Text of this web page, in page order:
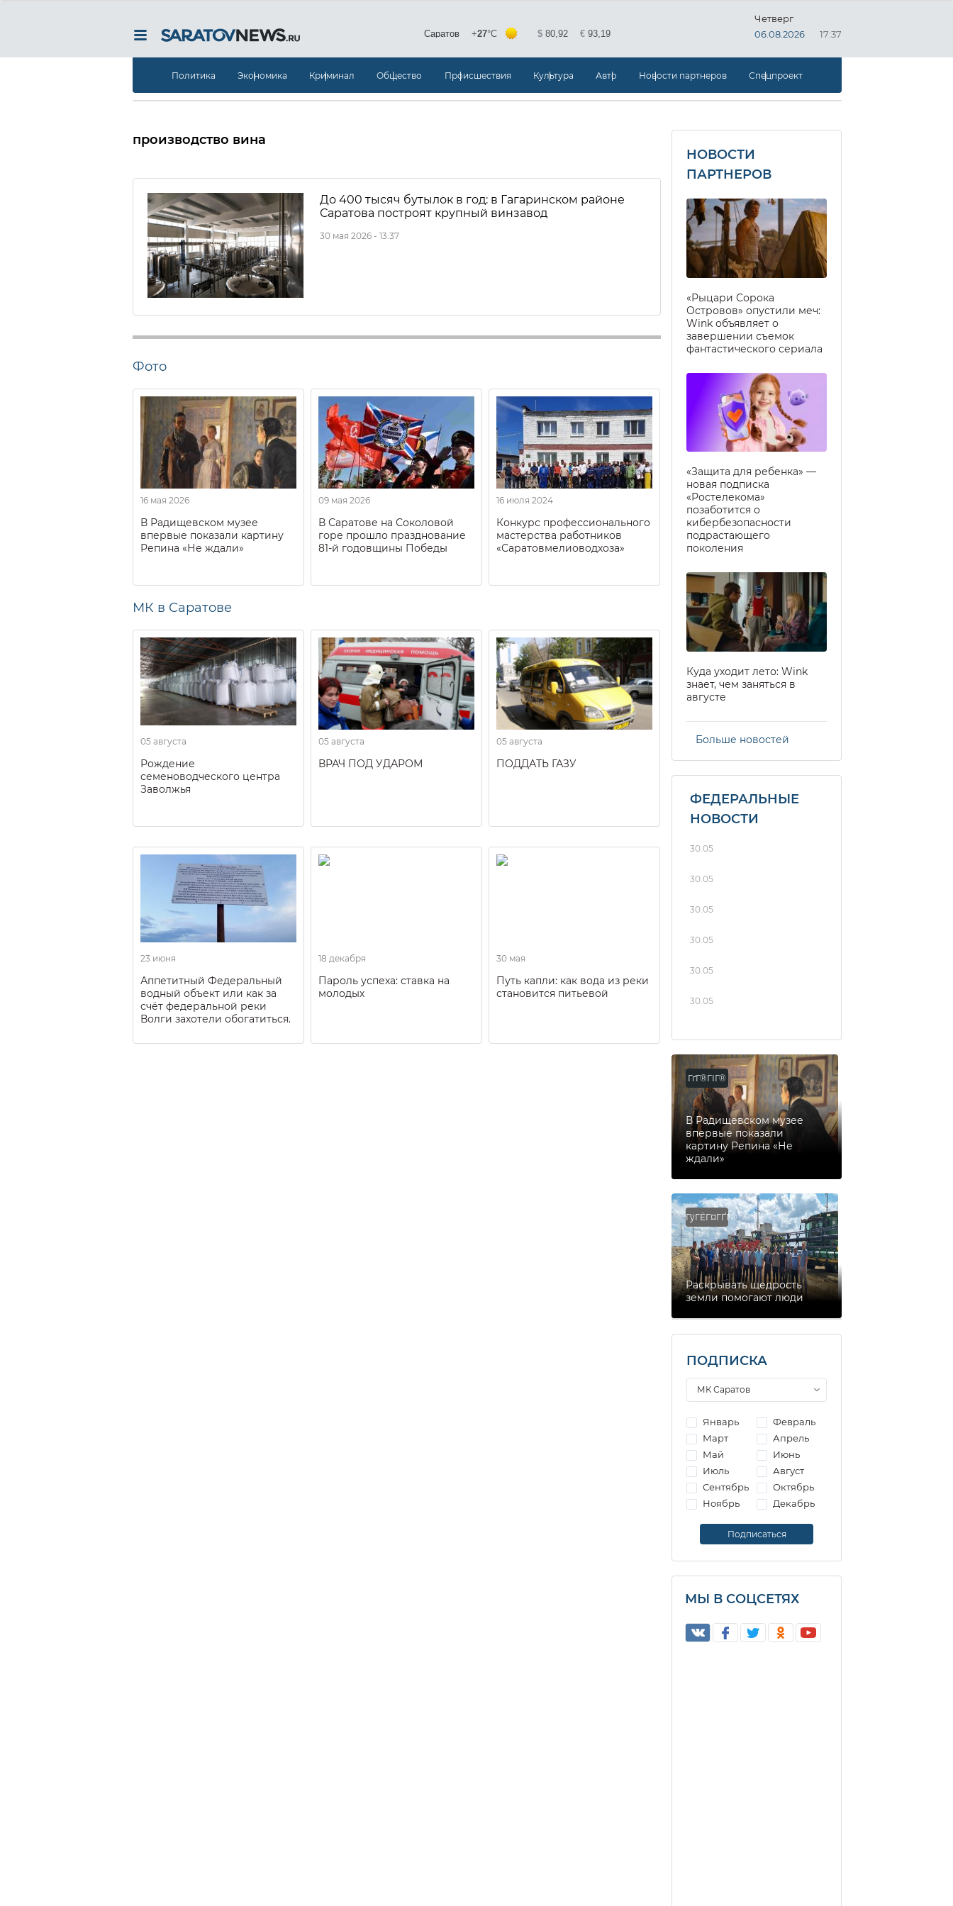
Четверг
06.08.2026
17:37
Политика Экономика Криминал Общество Происшествия Культура Авто Новости партнеров Спецпроект
производство вина
До 400 тысяч бутылок в год: в Гагаринском районе
Саратова построят крупный винзавод
30 мая 2026 - 13:37
Фото
16 мая 2026
В Радищевском музее
впервые показали картину
Репина «Не ждали»
09 мая 2026
В Саратове на Соколовой
горе прошло празднование
81-й годовщины Победы
16 июля 2024
Конкурс профессионального
мастерства работников
«Саратовмелиоводхоза»
МК в Саратове
05 августа
Рождение
семеноводческого центра
Заволжья
05 августа
ВРАЧ ПОД УДАРОМ
05 августа
ПОДДАТЬ ГАЗУ
23 июня
Аппетитный Федеральный
водный объект или как за
счёт федеральной реки
Волги захотели обогатиться.
18 декабря
Пароль успеха: ставка на
молодых
30 мая
Путь капли: как вода из реки
становится питьевой
НОВОСТИ
ПАРТНЕРОВ
«Рыцари Сорока
Островов» опустили меч:
Wink объявляет о
завершении съемок
фантастического сериала
«Защита для ребенка» —
новая подписка
«Ростелекома»
позаботится о
кибербезопасности
подрастающего
поколения
Куда уходит лето: Wink
знает, чем заняться в
августе
Больше новостей
ФЕДЕРАЛЬНЫЕ
НОВОСТИ
30.05
30.05
30.05
30.05
30.05
30.05
ГґГ®ГІГ®
В Радищевском музее
впервые показали
картину Репина «Не
ждали»
ГўГЁГ¤ГҐГ®
Раскрывать щедрость
земли помогают люди
ПОДПИСКА
Январь
Февраль
Март
Апрель
Май
Июнь
Июль
Август
Сентябрь
Октябрь
Ноябрь
Декабрь
МЫ В СОЦСЕТЯХ